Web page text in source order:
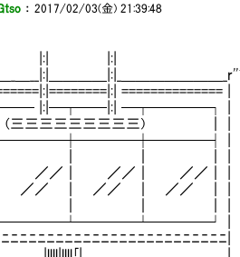
：2017/02/03(金) 21:39:48
|:| _ .. -
__＿_＿__|:|＿＿＿＿|:|_＿＿＿
|:|─┬──|:|
三三三三三三三三三) ｜ | | |
｜ ｜ ｜ ｜ | | | | | :
／｜ ／／｜ ／／｜ ／／
／／ ｜ ／／ ｜ ／／ ｜
｜ ｜ ｜ ｜ | | | ｀
ﾆﾆﾆﾆﾆﾆﾆﾆﾆﾆﾆﾆﾆﾆﾆﾆﾆﾆﾆﾆﾆ
j｣j｣j｣l |llll|llll